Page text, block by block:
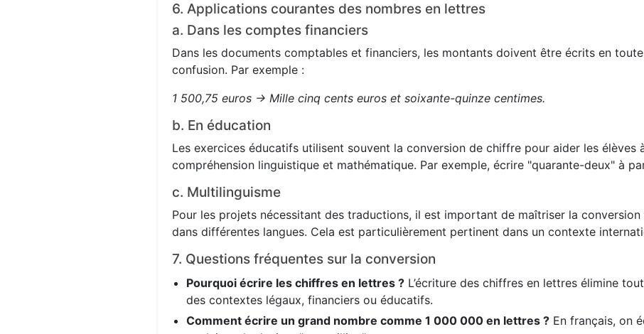
6. Applications courantes des nombres en lettres
a. Dans les comptes financiers
Dans les documents comptables et financiers, les montants doivent être écrits en
confusion. Par exemple :
1 500,75 euros → Mille cinq cents euros et soixante-quinze centimes.
b. En éducation
Les exercices éducatifs utilisent souvent la conversion de chiffre pour aider les élèves
compréhension linguistique et mathématique. Par exemple, écrire "quarante-deux" à
c. Multilinguisme
Pour les projets nécessitant des traductions, il est important de maîtriser la
dans différentes langues. Cela est particulièrement pertinent dans un contexte
7. Questions fréquentes sur la conversion
Pourquoi écrire les chiffres en lettres ? L’écriture des chiffres en lettres élimine
des contextes légaux, financiers ou éducatifs.
Comment écrire un grand nombre comme 1 000 000 en lettres ? En français, on